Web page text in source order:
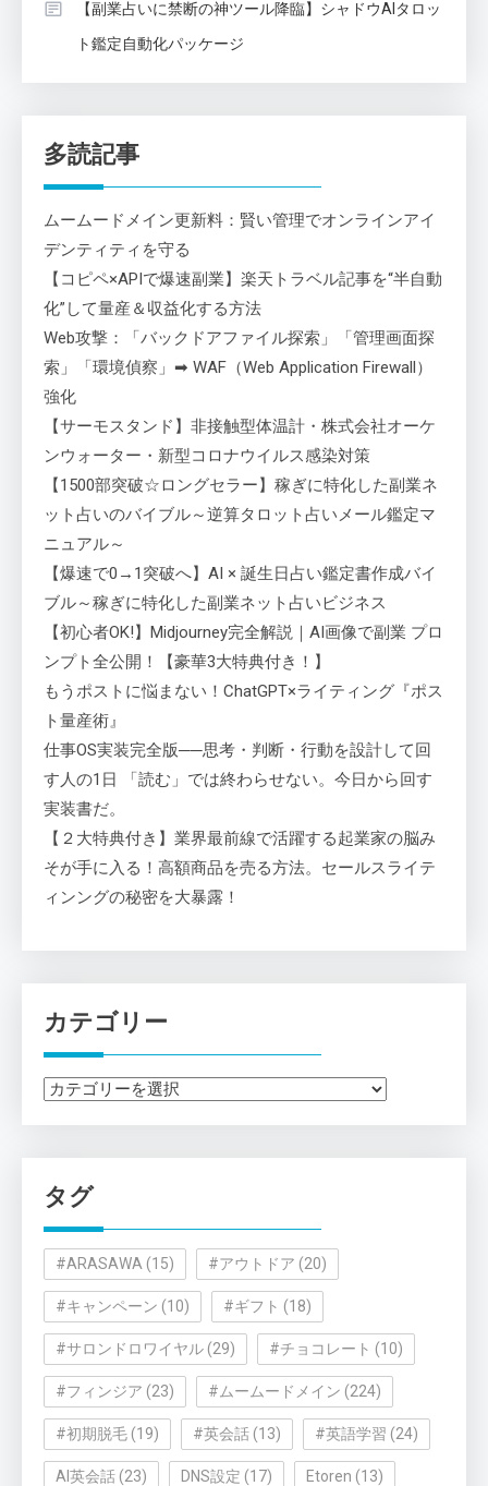
【副業占いに禁断の神ツール降臨】シャドウAIタロッ
ト鑑定自動化パッケージ
多読記事
ムームードメイン更新料：賢い管理でオンラインアイ
デンティティを守る
【コピペ×APIで爆速副業】楽天トラベル記事を“半自動
化”して量産＆収益化する方法
Web攻撃：「バックドアファイル探索」「管理画面探
索」「環境偵察」➡ WAF（Web Application Firewall）
強化
【サーモスタンド】非接触型体温計・株式会社オーケ
ンウォーター・新型コロナウイルス感染対策
【1500部突破☆ロングセラー】稼ぎに特化した副業ネ
ット占いのバイブル～逆算タロット占いメール鑑定マ
ニュアル～
【爆速で0→1突破へ】AI × 誕生日占い鑑定書作成バイ
ブル～稼ぎに特化した副業ネット占いビジネス
【初心者OK!】Midjourney完全解説｜AI画像で副業 プロ
ンプト全公開！【豪華3大特典付き！】
もうポストに悩まない！ChatGPT×ライティング『ポス
ト量産術』
仕事OS実装完全版──思考・判断・行動を設計して回
す人の1日 「読む」では終わらせない。今日から回す
実装書だ。
【２大特典付き】業界最前線で活躍する起業家の脳み
そが手に入る！高額商品を売る方法。セールスライテ
ィンングの秘密を大暴露！
カテゴリー
カ
ー
タグ
#ARASAWA (15) #アウトドア (20)
#キャンペーン (10) #ギフト (18)
#サロンドロワイヤル (29) #チョコレート (10)
#フィンジア (23) #ムームードメイン (224)
#初期脱毛 (19) #英会話 (13) #英語学習 (24)
AI英会話 (23) DNS設定 (17) Etoren (13)